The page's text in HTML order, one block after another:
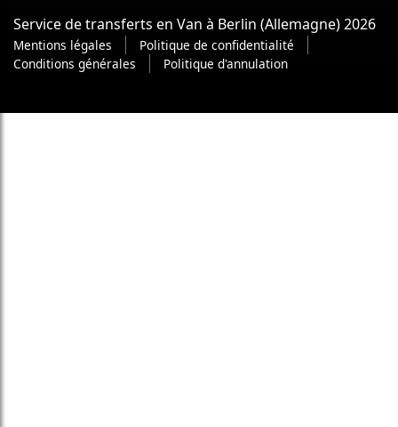
Service de transferts en Van à Berlin (Allemagne) 2026
Mentions légales
Politique de confidentialité
Conditions générales
Politique d'annulation